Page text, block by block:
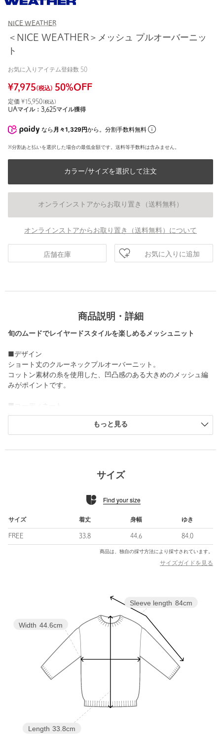
NICE WEATHER
＜NICE WEATHER＞メッシュ プルオーバーニッ
ト
お気に入りアイテム登録数 50
¥7,975(税込) 50%OFF
定価 ¥15,950(税込)
UAマイル： 3,625マイル獲得
なら 月々1,329円から。分割手数料無料
※分割あと払いを選択した場合の最低金額です。送料等手数料は含みません。
カラー/サイズを選択して注文
オンラインストアからお取り置き（送料無料）
オンラインストアからお取り置き（送料無料）について
店舗在庫 お気に入りに追加
商品説明・詳細
旬のムードでレイヤードスタイルを楽しめるメッシュニット
■デザイン
ショート丈のクルーネックプルオーバーニット。
コットン素材の糸を使用した、凹凸感のある大きめのメッシュ編
みがポイントです。
寒い時期はシャツやロンTなど重ねたり、暖かくなってきたらタン
クトップやキャミソールと合わせてヘルシーな着こなしも◎。
ひお楽しみください。
＜NICE WEATHER（ナイスウエザー）＞
2020年に韓国・ソウルで誕生した、ライフスタイルセレクトショ
現代の多様化するニーズを満たす次世代のコンビニをコンセプト
供しています。
韓国の旬なブランドをはじめ、各国から厳選した商品やこだわり
を中心に支持を集め、カロスキルの旗艦店には多くの観光客も訪
場合は、使用前に必ずご確認ください。
※商品画像は、光の当たり具合やパソコンなどの閲覧環境によ
り、実際の色味と異なって見える場合がございます。あらかじめ
※商品の色味の目安は、商品単体の画像をご参照ください。
店舗へお問い合わせの際は、全国のNICE WEATHER各店舗まで
下記の品名/品番をお申し付けください。
品名：▼NW MESH KNIT 品番：92136000001
もっと見る
サイズ
Find your size
サイズ 着丈 身幅 ゆき
FREE 33.8 44.6 84.0
商品は、独自の採寸方法により採寸されています。
サイズガイドを見る
Sleeve length 84cm
Length 33.8cm
Width 44.6cm